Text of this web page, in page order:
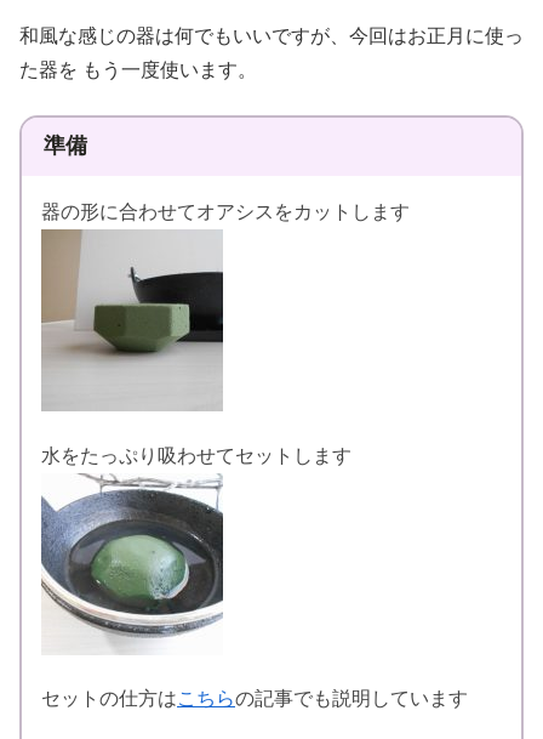
和風な感じの器は何でもいいですが、今回はお正月に使っ
た器を もう一度使います。
準備
器の形に合わせてオアシスをカットします
水をたっぷり吸わせてセットします
セットの仕方はこちらの記事でも説明しています